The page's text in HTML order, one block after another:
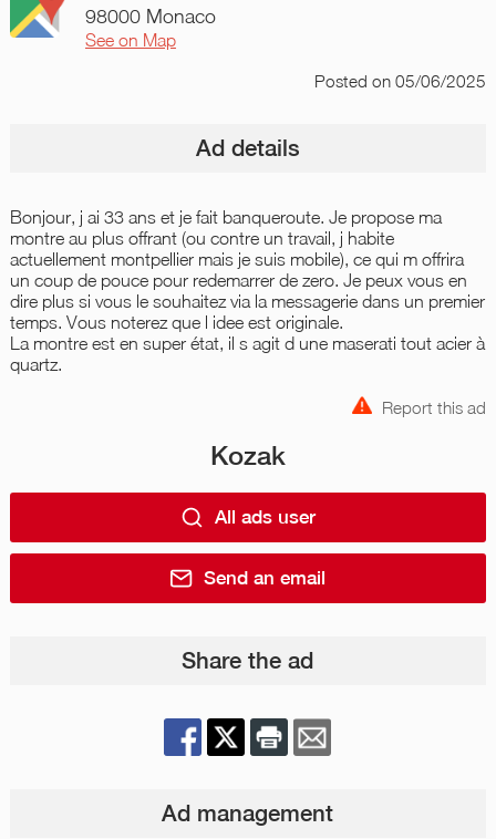
98000 Monaco
See on Map
Postedon 05/06/2025
Ad details
Bonjour, j ai 33 ans et je fait banqueroute. Je propose ma
montre au plus offrant (ou contre un travail, j habite
actuellement montpellier mais je suis mobile), ce qui m offrira
un coup de pouce pour redemarrer de zero. Je peux vous en
dire plus si vous le souhaitez via la messagerie dans un premier
temps. Vous noterez que l idee est originale.
La montre est en super état, il s agit d une maserati tout acier à
quartz.
Report this ad
Kozak
All ads user
Send an email
Share the ad
Ad management